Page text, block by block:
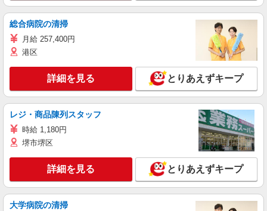
総合病院の清掃
月給 257,400円
港区
詳細を見る とりあえずキープ
レジ・商品陳列スタッフ
時給 1,180円
堺市堺区
詳細を見る とりあえずキープ
大学病院の清掃